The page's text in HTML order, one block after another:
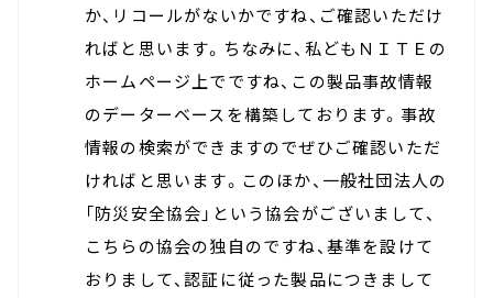
か、リコールがないかですね、ご確認いただけ
ればと思います。ちなみに、私どもＮＩＴＥの
ホームページ上でですね、この製品事故情報
のデーターベースを構築しております。事故
情報の検索ができますのでぜひご確認いただ
ければと思います。このほか、一般社団法人の
「防災安全協会」という協会がございまして、
こちらの協会の独自のですね、基準を設けて
おりまして、認証に従った製品につきまして